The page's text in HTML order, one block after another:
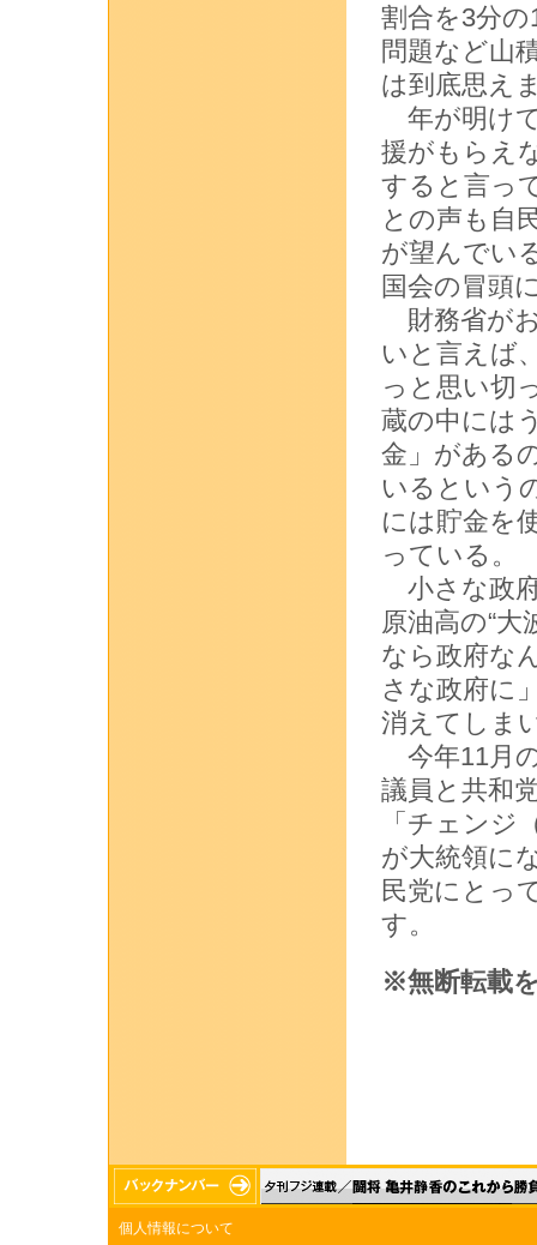
割合を3分
問題など山
は到底思え
年が明け
援がもらえ
すると言っ
との声も自
が望んでい
国会の冒頭
財務省が
いと言えば
っと思い切
蔵の中には
金」がある
いるという
には貯金を
っている。
小さな政
原油高の“
なら政府な
さな政府に
消えてしま
今年11月
議員と共和
「チェンジ
が大統領に
民党にとっ
す。
※無断転載
個人情報について